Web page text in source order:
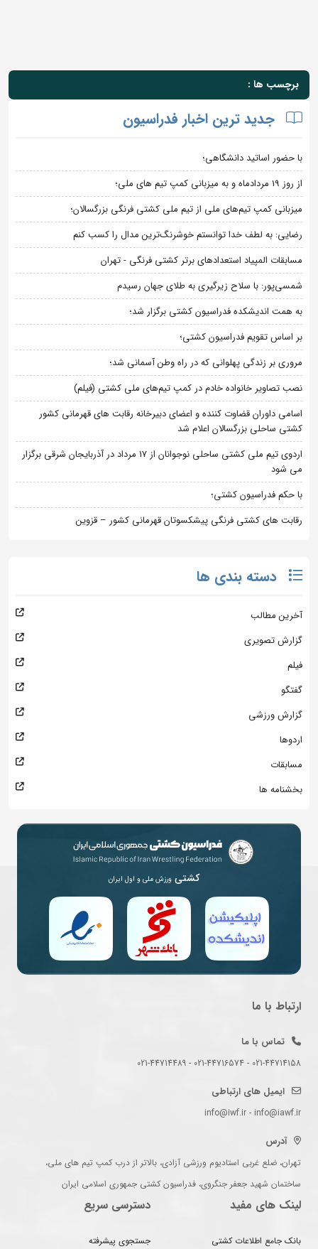
برچسب ها :
جدید ترین اخبار فدراسیون
با حضور اساتید دانشگاهی؛
از روز 19 مردادماه و به میزبانی کمپ تیم های ملی؛
میزبانی کمپ تیم‌های ملی از تیم ملی کشتی فرنگی بزرگسالان؛
رضایی: به لطف خدا توانستم خوشرنگ‌ترین مدال را کسب کنم
مسابقات المپیاد استعدادهای برتر کشتی فرنگی - تهران
شمسی‌پور: با سلاح زیرگیری به طلای جهان رسیدم
به همت اندیشکده فدراسیون کشتی برگزار شد؛
بر اساس تقویم فدراسیون کشتی؛
مروری بر زندگی پهلوانی که در راه وطن آسمانی شد؛
نصب تصاویر خانواده خادم در کمپ تیم‌های ملی کشتی (فیلم)
اسامی داوران قضاوت کننده و اعضای دبیرخانه رقابت های قهرمانی کشور
کشتی ساحلی بزرگسالان اعلام شد
اردوی تیم ملی کشتی ساحلی نوجوانان از 17 مرداد در آذربایجان شرقی برگزار
می شود
با حکم فدراسیون کشتی؛
رقابت های کشتی فرنگی پیشکسوتان قهرمانی کشور – قزوین
دسته بندی ها
آخرین مطالب
گزارش تصویری
فیلم
گفتگو
گزارش ورزشی
اردوها
مسابقات
بخشنامه ها
کشتی ورزش ملی و اول ایران
ارتباط با ما
تماس با ما
021-44714158 - 021-44716574 - 021-44714489
ایمیل های ارتباطی
info@iwf.ir - info@iawf.ir
آدرس
تهران، ضلع غربی استادیوم ورزشی آزادی، بالاتر از درب کمپ تیم های ملی،
ساختمان شهید جعفر جنگروی، فدراسیون کشتی جمهوری اسلامی ایران
لینک های مفید
بانک جامع اطلاعات کشتی
دسترسی سریع
جستجوی پیشرفته